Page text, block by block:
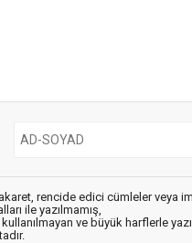
rencide edici cümleler veya
ile yazılmamış,
ve büyük harflerle